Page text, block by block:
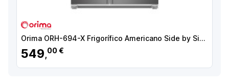
Orima ORH-694-X Frigorífico Americano Side by Side Independente, 529 L, No Frost Total, Inox - 070922 - 5603883214103
549,00 €